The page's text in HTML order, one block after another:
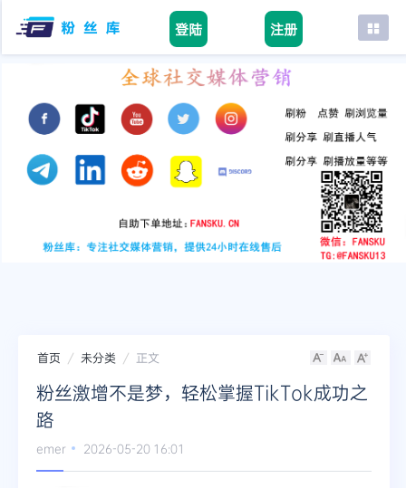
登陆 注册
首页
tiktok
youtube
instagram
首页 未分类 正文
粉丝激增不是梦，轻松掌握TikTok成功之
路
emer 2026-05-20 16:01